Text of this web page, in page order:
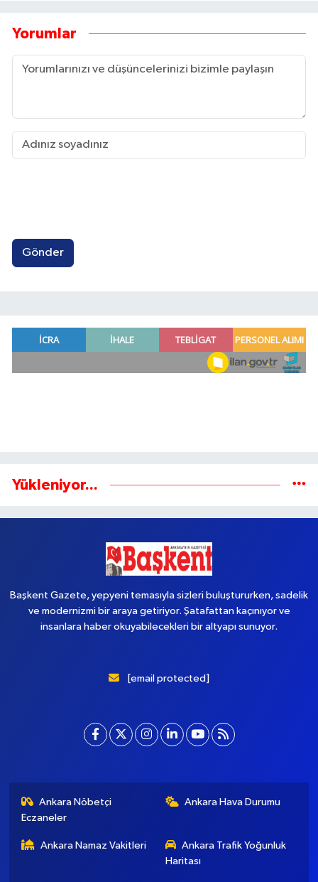
Yorumlar
Gönder
Yükleniyor...
Başkent Gazete, yepyeni temasıyla sizleri buluştururken, sadelik
ve modernizmi bir araya getiriyor. Şatafattan kaçınıyor ve
insanlara haber okuyabilecekleri bir altyapı sunuyor.
[email protected]
Ankara Nöbetçi
Eczaneler
Ankara Hava Durumu
Ankara Namaz Vakitleri
Ankara Trafik Yoğunluk
Haritası